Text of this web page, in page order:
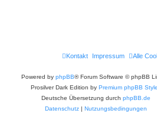
Alle
Impressum
Kontakt
Powered by phpBB® Forum Software © phpBB
Prosilver Dark Edition by Premium phpBB
Deutsche Übersetzung durch phpBB.de
Datenschutz | Nutzungsbedingungen